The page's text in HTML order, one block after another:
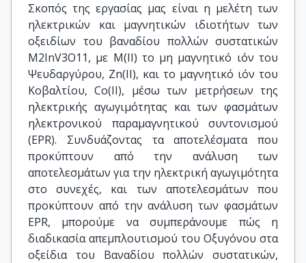
Σκοπός της εργασίας μας είναι η μελέτη των
ηλεκτρικών και μαγνητικών ιδιοτήτων των
οξειδίων του βαναδίου πολλών συστατικών
M2InV3O11, με Μ(ΙΙ) το μη μαγνητικό ιόν του
Ψευδαργύρου, Zn(II), και το μαγνητικό ιόν του
Κοβαλτίου, Co(II), μέσω των μετρήσεων της
ηλεκτρικής αγωγιμότητας και των φασμάτων
ηλεκτρονικού παραμαγνητικού συντονισμού
(EPR). Συνδυάζοντας τα αποτελέσματα που
προκύπτουν από την ανάλυση των
αποτελεσμάτων για την ηλεκτρική αγωγιμότητα
στο συνεχές, και των αποτελεσμάτων που
προκύπτουν από την ανάλυση των φασμάτων
EPR, μπορούμε να συμπεράνουμε πώς η
διαδικασία απεμπλουτισμού του Οξυγόνου στα
οξείδια του Βαναδίου πολλών συστατικών,